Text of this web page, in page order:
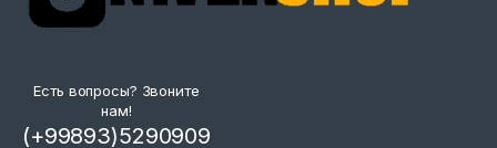
Есть вопросы? Звоните
нам!
(+99893)5290909